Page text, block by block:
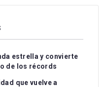
estrella y convierte
de los récords
que vuelve a